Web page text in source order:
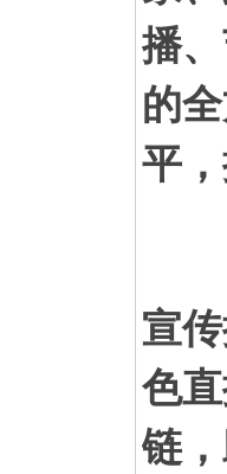
播
的
平
宣
色
链